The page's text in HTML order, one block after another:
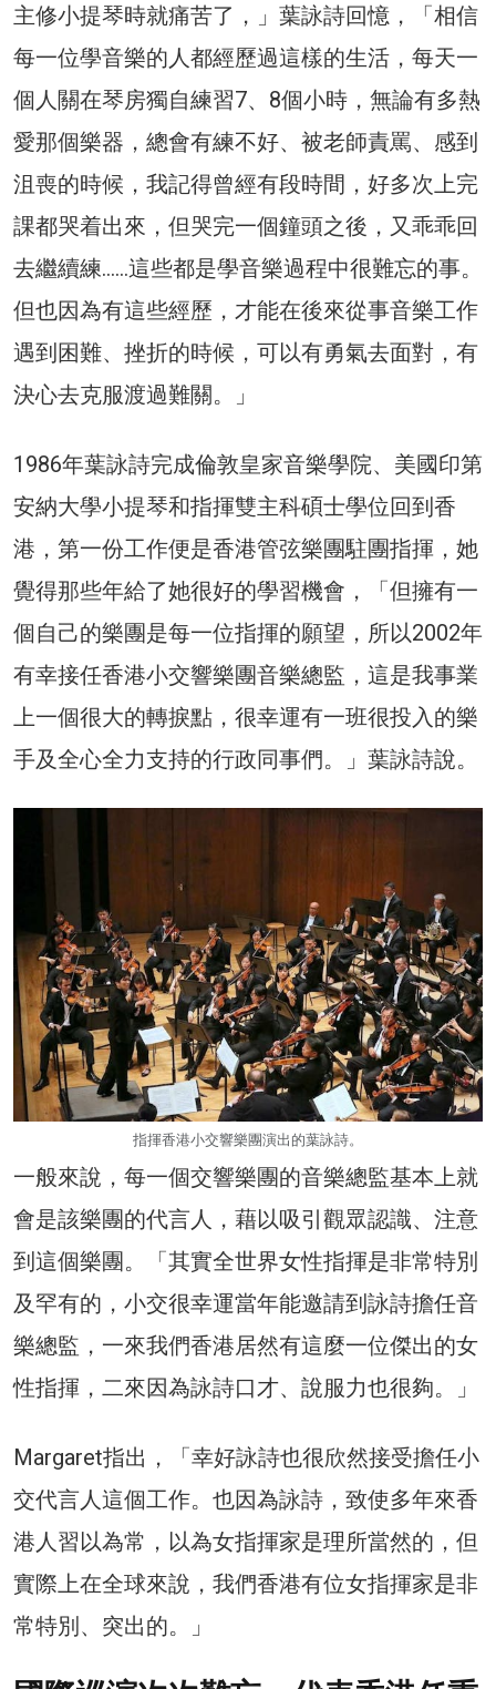
主修小提琴時就痛苦了，」葉詠詩回憶，「相信
每一位學音樂的人都經歷過這樣的生活，每天一
個人關在琴房獨自練習7、8個小時，無論有多熱
愛那個樂器，總會有練不好、被老師責罵、感到
沮喪的時候，我記得曾經有段時間，好多次上完
課都哭着出來，但哭完一個鐘頭之後，又乖乖回
去繼續練……這些都是學音樂過程中很難忘的事。
但也因為有這些經歷，才能在後來從事音樂工作
遇到困難、挫折的時候，可以有勇氣去面對，有
決心去克服渡過難關。」
1986年葉詠詩完成倫敦皇家音樂學院、美國印第
安納大學小提琴和指揮雙主科碩士學位回到香
港，第一份工作便是香港管弦樂團駐團指揮，她
覺得那些年給了她很好的學習機會，「但擁有一
個自己的樂團是每一位指揮的願望，所以2002年
有幸接任香港小交響樂團音樂總監，這是我事業
上一個很大的轉捩點，很幸運有一班很投入的樂
手及全心全力支持的行政同事們。」葉詠詩說。
指揮香港小交響樂團演出的葉詠詩。
一般來說，每一個交響樂團的音樂總監基本上就
會是該樂團的代言人，藉以吸引觀眾認識、注意
到這個樂團。「其實全世界女性指揮是非常特別
及罕有的，小交很幸運當年能邀請到詠詩擔任音
樂總監，一來我們香港居然有這麼一位傑出的女
性指揮，二來因為詠詩口才、說服力也很夠。」
Margaret指出，「幸好詠詩也很欣然接受擔任小
交代言人這個工作。也因為詠詩，致使多年來香
港人習以為常，以為女指揮家是理所當然的，但
實際上在全球來說，我們香港有位女指揮家是非
常特別、突出的。」